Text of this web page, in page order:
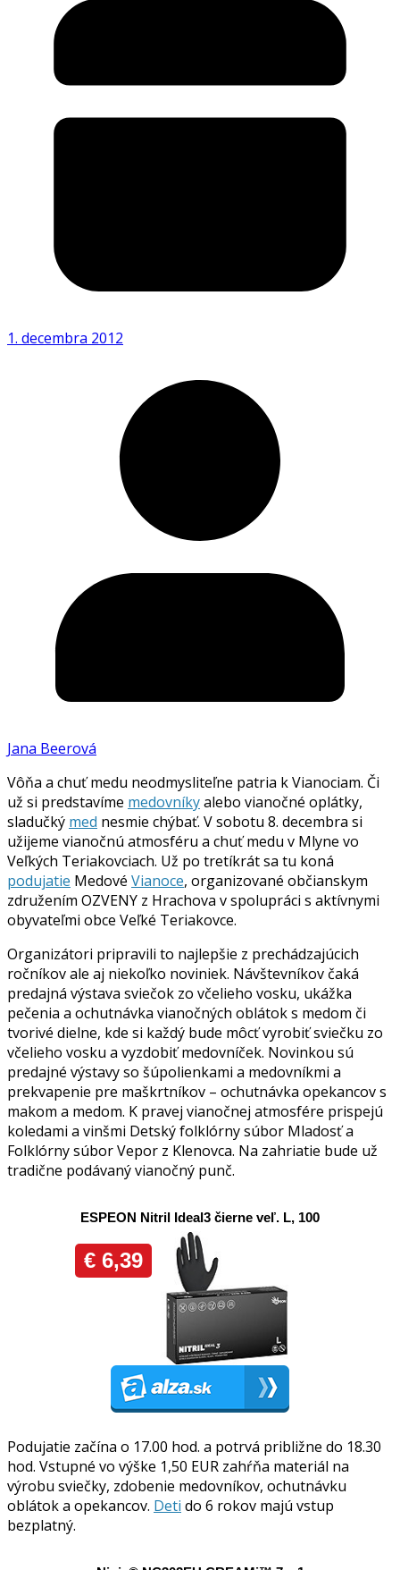
1. decembra 2012
Jana Beerová
Vôňa a chuť medu neodmysliteľne patria k Vianociam. Či
už si predstavíme medovníkyalebo vianočné oplátky,
sladučký med nesmie chýbať. V sobotu 8. decembra si
užijeme vianočnú atmosféru a chuť medu v Mlyne vo
Veľkých Teriakovciach. Už po tretíkrát sa tu koná
podujatie Medové Vianoce, organizované občianskym
združením OZVENY z Hrachova v spolupráci s aktívnymi
obyvateľmi obce Veľké Teriakovce.
Organizátori pripravili to najlepšie z prechádzajúcich
ročníkov ale aj niekoľko noviniek. Návštevníkov čaká
predajná výstava sviečok zo včelieho vosku, ukážka
pečenia a ochutnávka vianočných oblátok s medom či
tvorivé dielne, kde si každý bude môcť vyrobiť sviečku zo
včelieho vosku a vyzdobiť medovníček. Novinkou sú
predajné výstavy so šúpolienkami a medovníkmi a
prekvapenie pre maškrtníkov – ochutnávka opekancov s
makom a medom. K pravej vianočnej atmosfére prispejú
koledami a vinšmi Detský folklórny súbor Mladosť a
Folklórny súbor Vepor z Klenovca. Na zahriatie bude už
tradične podávaný vianočný punč.
Podujatie začína o 17.00 hod. a potrvá približne do 18.30
hod. Vstupné vo výške 1,50 EUR zahŕňa materiál na
výrobu sviečky, zdobenie medovníkov, ochutnávku
oblátok a opekancov. Deti do 6 rokov majú vstup
bezplatný.